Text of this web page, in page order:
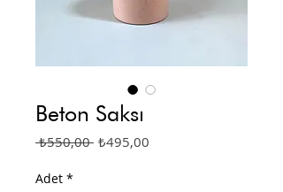
Beton Saksı
₺550,00 Normal
₺495,00
Adet *